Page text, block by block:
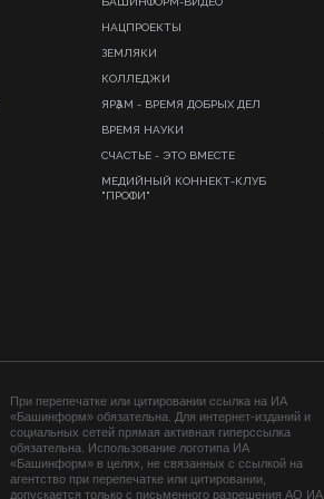
НАЦПРОЕКТЫ
ЗЕМЛЯКИ
КОЛЛЕДЖИ
ЯРҘАМ - ВРЕМЯ ДОБРЫХ ДЕЛ
ВРЕМЯ НАУКИ
СЧАСТЬЕ - ЭТО ВМЕСТЕ
МЕДИЙНЫЙ КОННЕКТ-КЛУБ
"ПРОФИ"
При перепечатке или цитировании ссылка на ИА
«Башинформ» обязательна. Для интернет-изданий и
социальных сетей прямая активная гиперссылка
обязательна. Использование логотипа ИА
«Башинформ» в целях, не связанных с ссылкой на
агентство при перепечатке или цитировании,
допускается только с письменного разрешения АО ИА